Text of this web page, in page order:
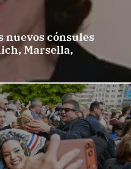
nuevos cónsules
Marsella,